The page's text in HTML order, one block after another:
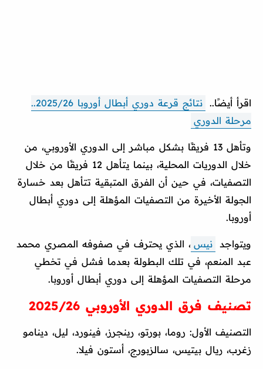
اقرأ أيضًا..
نتائج قرعة دوري أبطال أوروبا 2025/26..
مرحلة الدوري
وتأهل 13 فريقًا بشكل مباشر إلى الدوري الأوروبي، من
خلال الدوريات المحلية، بينما يتأهل 12 فريقًا من خلال
التصفيات، في حين أن الفرق المتبقية تتأهل بعد خسارة
الجولة الأخيرة من التصفيات المؤهلة إلى دوري أبطال
أوروبا.
ويتواجد نيس ، الذي يحترف في صفوفه المصري محمد
عبد المنعم، في تلك البطولة بعدما فشل في تخطي
مرحلة التصفيات المؤهلة إلى دوري أبطال أوروبا.
تصنيف فرق الدوري الأوروبي 2025/26
التصنيف الأول: روما، بورتو، رينجرز، فينورد، ليل، دينامو
زغرب، ريال بيتيس، سالزبورج، أستون فيلا.